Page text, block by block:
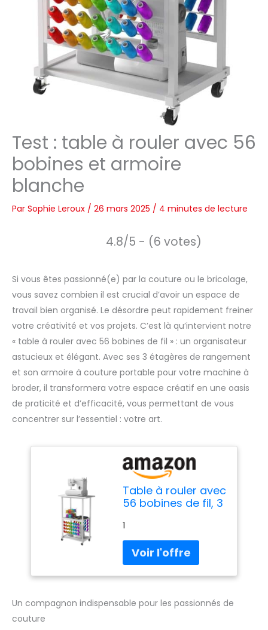
Test : table à rouler avec 56
bobines et armoire
blanche
Par Sophie Leroux / 26 mars 2025 / 4 minutes de lecture
4.8/5 - (6 votes)
Si vous êtes passionné(e) par la couture ou le bricolage,
vous savez combien il est crucial d’avoir un espace de
travail bien organisé. Le désordre peut rapidement freiner
votre créativité et vos projets. C’est là qu’intervient notre
« table à rouler avec 56 bobines de fil » : un organisateur
astucieux et élégant. Avec ses 3 étagères de rangement
et son armoire à couture portable pour votre machine à
broder, il transformera votre espace créatif en une oasis
de praticité et d’efficacité, vous permettant de vous
concentrer sur l’essentiel : votre art.
Table à rouler avec
56 bobines de fil, 3
rangement,
armoire à couture
portable pour
machine à broder,
organisateur de
blanc
1
Un compagnon indispensable pour les passionnés de
couture